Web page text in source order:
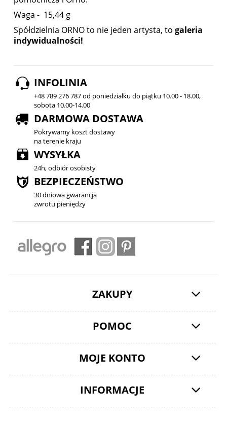
Waga - 15,44 g
Spółdzielnia ORNO to nie jeden artysta, to galeria
indywidualności!
INFOLINIA
+48 789 276 787 od poniedziałku do piątku 10.00 - 18.00,
sobota 10.00-14.00
DARMOWA DOSTAWA
Pokrywamy koszt dostawy
na terenie kraju
WYSYŁKA
24h, odbiór osobisty
BEZPIECZEŃSTWO
30 dniowa gwarancja
zwrotu pieniędzy
ZAKUPY
POMOC
MOJE KONTO
INFORMACJE